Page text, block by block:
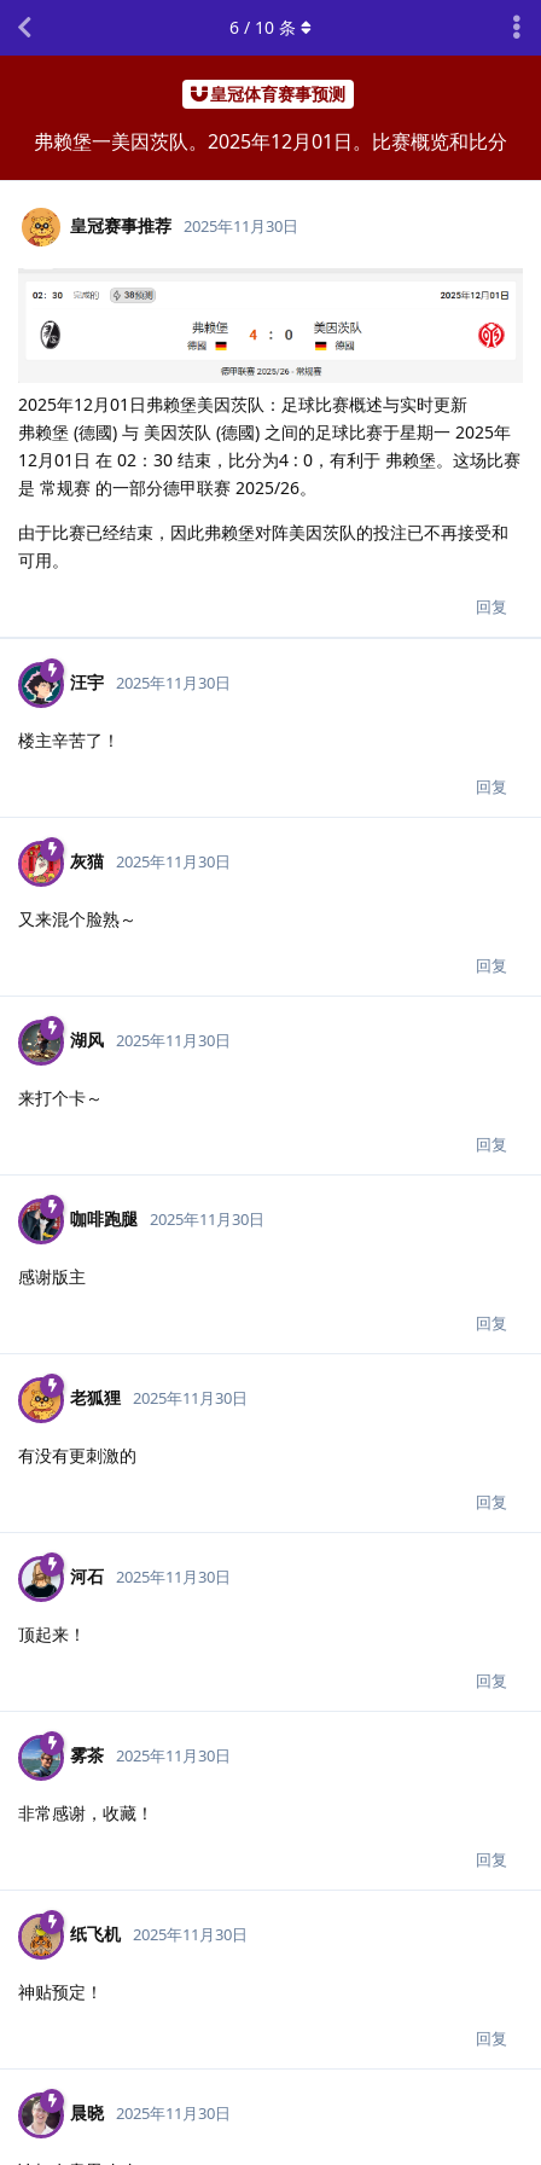
皇冠体育赛事预测
弗赖堡一美因茨队。2025年12月01日。比赛概览和比分
6 / 10 条
皇冠赛事推荐 2025年11月30日
2025年12月01日弗赖堡美因茨队：足球比赛概述与实时更新
弗赖堡 (德國) 与 美因茨队 (德國) 之间的足球比赛于星期一 2025年
12月01日 在 02：30 结束，比分为4 : 0，有利于 弗赖堡。这场比赛
是 常规赛 的一部分德甲联赛 2025/26。
由于比赛已经结束，因此弗赖堡对阵美因茨队的投注已不再接受和
可用。
回复
汪宇 2025年11月30日
楼主辛苦了！
回复
灰猫 2025年11月30日
又来混个脸熟～
回复
湖风 2025年11月30日
来打个卡～
回复
咖啡跑腿 2025年11月30日
感谢版主
回复
老狐狸 2025年11月30日
有没有更刺激的
回复
河石 2025年11月30日
顶起来！
回复
雾茶 2025年11月30日
非常感谢，收藏！
回复
纸飞机 2025年11月30日
神贴预定！
回复
晨晓 2025年11月30日